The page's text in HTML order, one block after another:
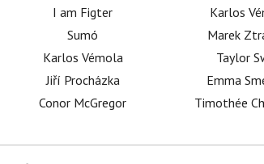
I am Figter
Sumó
Karlos Vémola
Jiří Procházka
Conor McGregor
Karlos
Marek
Taylor
Emma
Timothée